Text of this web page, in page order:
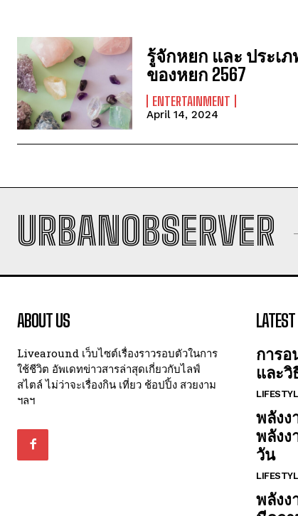
รู้จักหยก และ ประเภ
ของหยก 2567
ENTERTAINMENT
April 14, 2024
URBANOBSERVER
ABOUT US
Livearound เว็บไซต์เรื่องราวรอบตัวในการ
ใช้ชีวิต อัพเดทข่าวสารล่าสุดเกี่ยวกับไลฟ์
สไตล์ ไม่ว่าจะเรื่องกิน เที่ยว ช้อปปิ้ง สวยงาม
ฯลฯ
การอ
และวิ
พลังง
พลังง
วัน
พลังง